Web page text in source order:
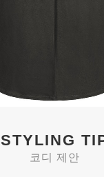
STYLING
코디 제안